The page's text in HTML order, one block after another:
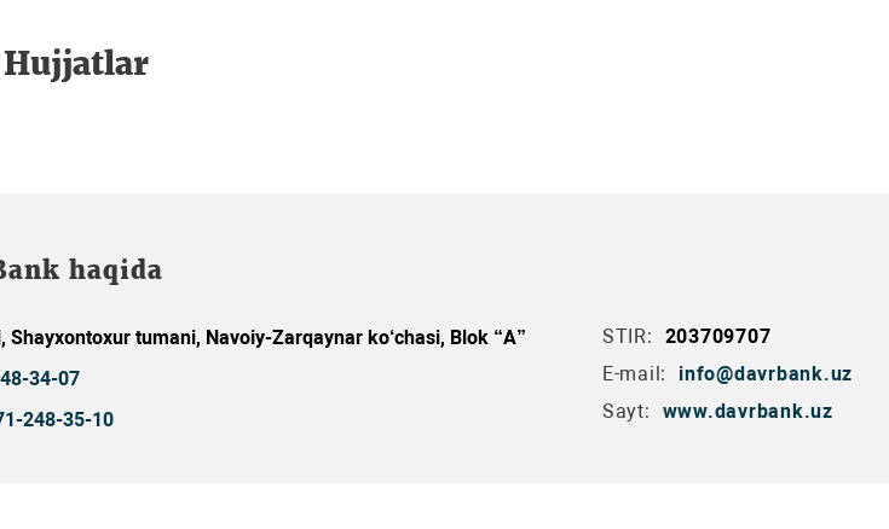
Hujjatlar
haqida
Shayxontoxur tumani, Navoiy-Zarqaynar ko‘chasi, Blok “A”
34-07
248-35-10
STIR:
203709707
E-mail:
info@davrbank.uz
Sayt:
www.davrbank.uz